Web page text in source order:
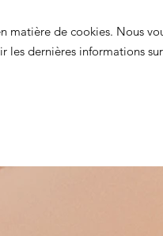
de cookies. Nous
dernières informations